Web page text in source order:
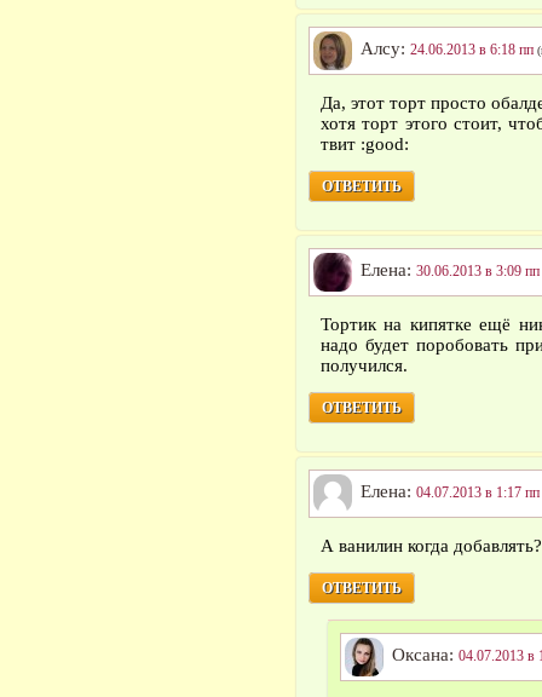
Алсу: 24.06.2013 в 6:18 пп
Да, этот торт просто
хотя торт этого стоит,
твит :good:
ОТВЕТИТЬ
Елена: 30.06.2013 в 3:09 пп
Тортик на кипятке ещё
надо будет поробовать
получился.
ОТВЕТИТЬ
Елена: 04.07.2013 в 1:17 пп
А ванилин когда
ОТВЕТИТЬ
Оксана: 04.07.2013 в